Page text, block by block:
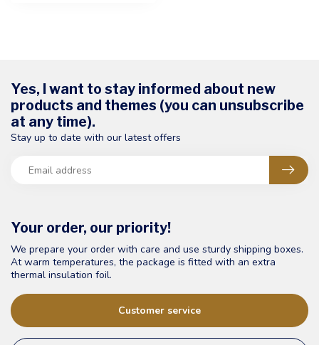
Your order, our priority!
We prepare your order with care and use sturdy shipping boxes.
At warm temperatures, the package is fitted with an extra
thermal insulation foil.
Customer service
Yes, I want to stay informed about new
products and themes (you can unsubscribe
at any time).
Stay up to date with our latest offers